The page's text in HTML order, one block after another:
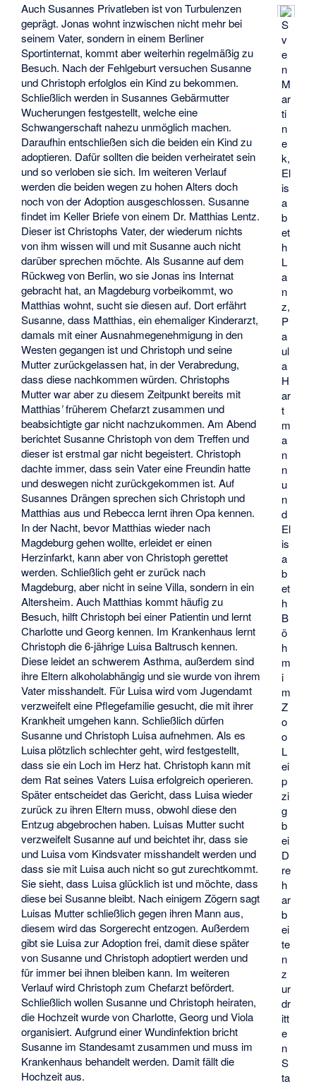
S
v
e
n
M
ar
ti
n
e
k,
El
is
a
b
et
h
L
a
n
z,
P
a
ul
a
H
ar
t
m
a
n
n
u
n
d
El
is
a
b
et
h
B
ö
h
m
i
m
Z
o
o
L
ei
p
zi
g
b
ei
D
re
h
ar
b
ei
te
n
z
ur
dr
itt
e
n
S
ta
Auch Susannes Privatleben ist von Turbulenzen
geprägt. Jonas wohnt inzwischen nicht mehr bei
seinem Vater, sondern in einem Berliner
Sportinternat, kommt aber weiterhin regelmäßig zu
Besuch. Nach der Fehlgeburt versuchen Susanne
und Christoph erfolglos ein Kind zu bekommen.
Schließlich werden in Susannes Gebärmutter
Wucherungen festgestellt, welche eine
Schwangerschaft nahezu unmöglich machen.
Daraufhin entschließen sich die beiden ein Kind zu
adoptieren. Dafür sollten die beiden verheiratet sein
und so verloben sie sich. Im weiteren Verlauf
werden die beiden wegen zu hohen Alters doch
noch von der Adoption ausgeschlossen. Susanne
findet im Keller Briefe von einem Dr. Matthias Lentz.
Dieser ist Christophs Vater, der wiederum nichts
von ihm wissen will und mit Susanne auch nicht
darüber sprechen möchte. Als Susanne auf dem
Rückweg von Berlin, wo sie Jonas ins Internat
gebracht hat, an Magdeburg vorbeikommt, wo
Matthias wohnt, sucht sie diesen auf. Dort erfährt
Susanne, dass Matthias, ein ehemaliger Kinderarzt,
damals mit einer Ausnahmegenehmigung in den
Westen gegangen ist und Christoph und seine
Mutter zurückgelassen hat, in der Verabredung,
dass diese nachkommen würden. Christophs
Mutter war aber zu diesem Zeitpunkt bereits mit
Matthias’früherem Chefarzt zusammen und
beabsichtigte gar nicht nachzukommen. Am Abend
berichtet Susanne Christoph von dem Treffen und
dieser ist erstmal gar nicht begeistert. Christoph
dachte immer, dass sein Vater eine Freundin hatte
und deswegen nicht zurückgekommen ist. Auf
Susannes Drängen sprechen sich Christoph und
Matthias aus und Rebecca lernt ihren Opa kennen.
In der Nacht, bevor Matthias wieder nach
Magdeburg gehen wollte, erleidet er einen
Herzinfarkt, kann aber von Christoph gerettet
werden. Schließlich geht er zurück nach
Magdeburg, aber nicht in seine Villa, sondern in ein
Altersheim. Auch Matthias kommt häufig zu
Besuch, hilft Christoph bei einer Patientin und lernt
Charlotte und Georg kennen. Im Krankenhaus lernt
Christoph die 6-jährige Luisa Baltrusch kennen.
Diese leidet an schwerem Asthma, außerdem sind
ihre Eltern alkoholabhängig und sie wurde von ihrem
Vater misshandelt. Für Luisa wird vom Jugendamt
verzweifelt eine Pflegefamilie gesucht, die mit ihrer
Krankheit umgehen kann. Schließlich dürfen
Susanne und Christoph Luisa aufnehmen. Als es
Luisa plötzlich schlechter geht, wird festgestellt,
dass sie ein Loch im Herz hat. Christoph kann mit
dem Rat seines Vaters Luisa erfolgreich operieren.
Später entscheidet das Gericht, dass Luisa wieder
zurück zu ihren Eltern muss, obwohl diese den
Entzug abgebrochen haben. Luisas Mutter sucht
verzweifelt Susanne auf und beichtet ihr, dass sie
und Luisa vom Kindsvater misshandelt werden und
dass sie mit Luisa auch nicht so gut zurechtkommt.
Sie sieht, dass Luisa glücklich ist und möchte, dass
diese bei Susanne bleibt. Nach einigem Zögern sagt
Luisas Mutter schließlich gegen ihren Mann aus,
diesem wird das Sorgerecht entzogen. Außerdem
gibt sie Luisa zur Adoption frei, damit diese später
von Susanne und Christoph adoptiert werden und
für immer bei ihnen bleiben kann. Im weiteren
Verlauf wird Christoph zum Chefarzt befördert.
Schließlich wollen Susanne und Christoph heiraten,
die Hochzeit wurde von Charlotte, Georg und Viola
organisiert. Aufgrund einer Wundinfektion bricht
Susanne im Standesamt zusammen und muss im
Krankenhaus behandelt werden. Damit fällt die
Hochzeit aus.